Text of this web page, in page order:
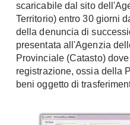
Poltroncine
Divanoletto
Chaise Longue
Divani Angolo
Divani in Pelle
scaricabile dal sito
Territorio) entro 30 giorni
della denuncia di
presentata all'Agenzia
Provinciale (Catasto)
registrazione, ossia della
beni oggetto di